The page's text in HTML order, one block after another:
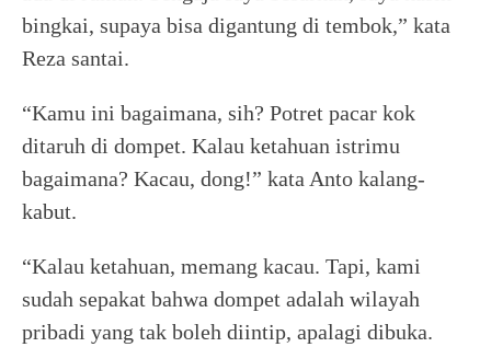
bingkai, supaya bisa digantung di tembok,” kata
Reza santai.
“Kamu ini bagaimana, sih? Potret pacar kok
ditaruh di dompet. Kalau ketahuan istrimu
bagaimana? Kacau, dong!” kata Anto kalang-
kabut.
“Kalau ketahuan, memang kacau. Tapi, kami
sudah sepakat bahwa dompet adalah wilayah
pribadi yang tak boleh diintip, apalagi dibuka.